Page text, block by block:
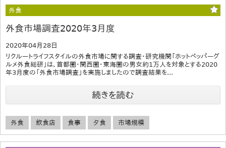
外食
外食市場調査2020年3月度
2020年04月28日
リクルートライフスタイルの外食市場に関する調査・研究機関「ホットペッパーグ
ルメ外食総研」は、首都圏・関西圏・東海圏の男女約1万人を対象とする2020
年3月度の「外食市場調査」を実施しましたので調査結果を...
続きを読む
外食 飲食店 食事 夕食 市場規模